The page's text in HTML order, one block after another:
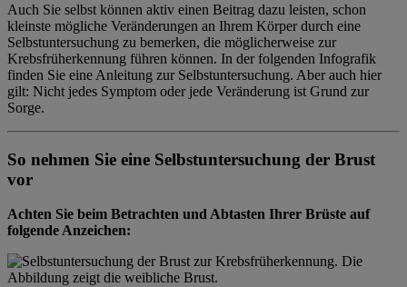
Auch Sie selbst können aktiv einen Beitrag dazu leisten, schon
kleinste mögliche Veränderungen an Ihrem Körper durch eine
Selbstuntersuchung zu bemerken, die möglicherweise zur
Krebsfrüherkennung führen können. In der folgenden Infografik
finden Sie eine Anleitung zur Selbstuntersuchung. Aber auch hier
gilt: Nicht jedes Symptom oder jede Veränderung ist Grund zur
Sorge.
So nehmen Sie eine Selbstuntersuchung der Brust
vor
Achten Sie beim Betrachten und Abtasten Ihrer Brüste auf
folgende Anzeichen: